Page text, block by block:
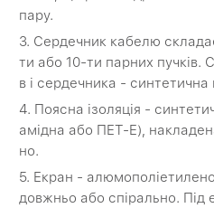
пару.
3. Сердечник кабелю
ти або 10-ти парних пучків.
в і сердечника - синтетична
4. Поясна ізоляція -
амідна або ПЕТ-Е),
но.
5. Екран -
довжньо або спірально.